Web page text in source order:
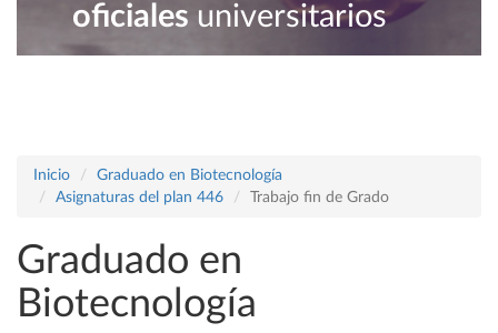
oficiales universitarios
Inicio
Graduado en Biotecnología
Asignaturas del plan 446
Trabajo fin de Grado
Graduado en
Biotecnología